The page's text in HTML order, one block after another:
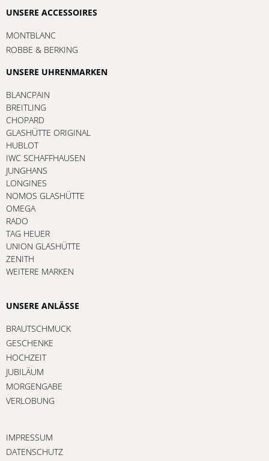
UNSERE ACCESSOIRES
MONTBLANC
ROBBE & BERKING
UNSERE UHRENMARKEN
BLANCPAIN
BREITLING
CHOPARD
GLASHÜTTE ORIGINAL
HUBLOT
IWC SCHAFFHAUSEN
JUNGHANS
LONGINES
NOMOS GLASHÜTTE
OMEGA
RADO
TAG HEUER
UNION GLASHÜTTE
ZENITH
WEITERE MARKEN
UNSERE ANLÄSSE
BRAUTSCHMUCK
GESCHENKE
HOCHZEIT
JUBILÄUM
MORGENGABE
VERLOBUNG
IMPRESSUM
DATENSCHUTZ